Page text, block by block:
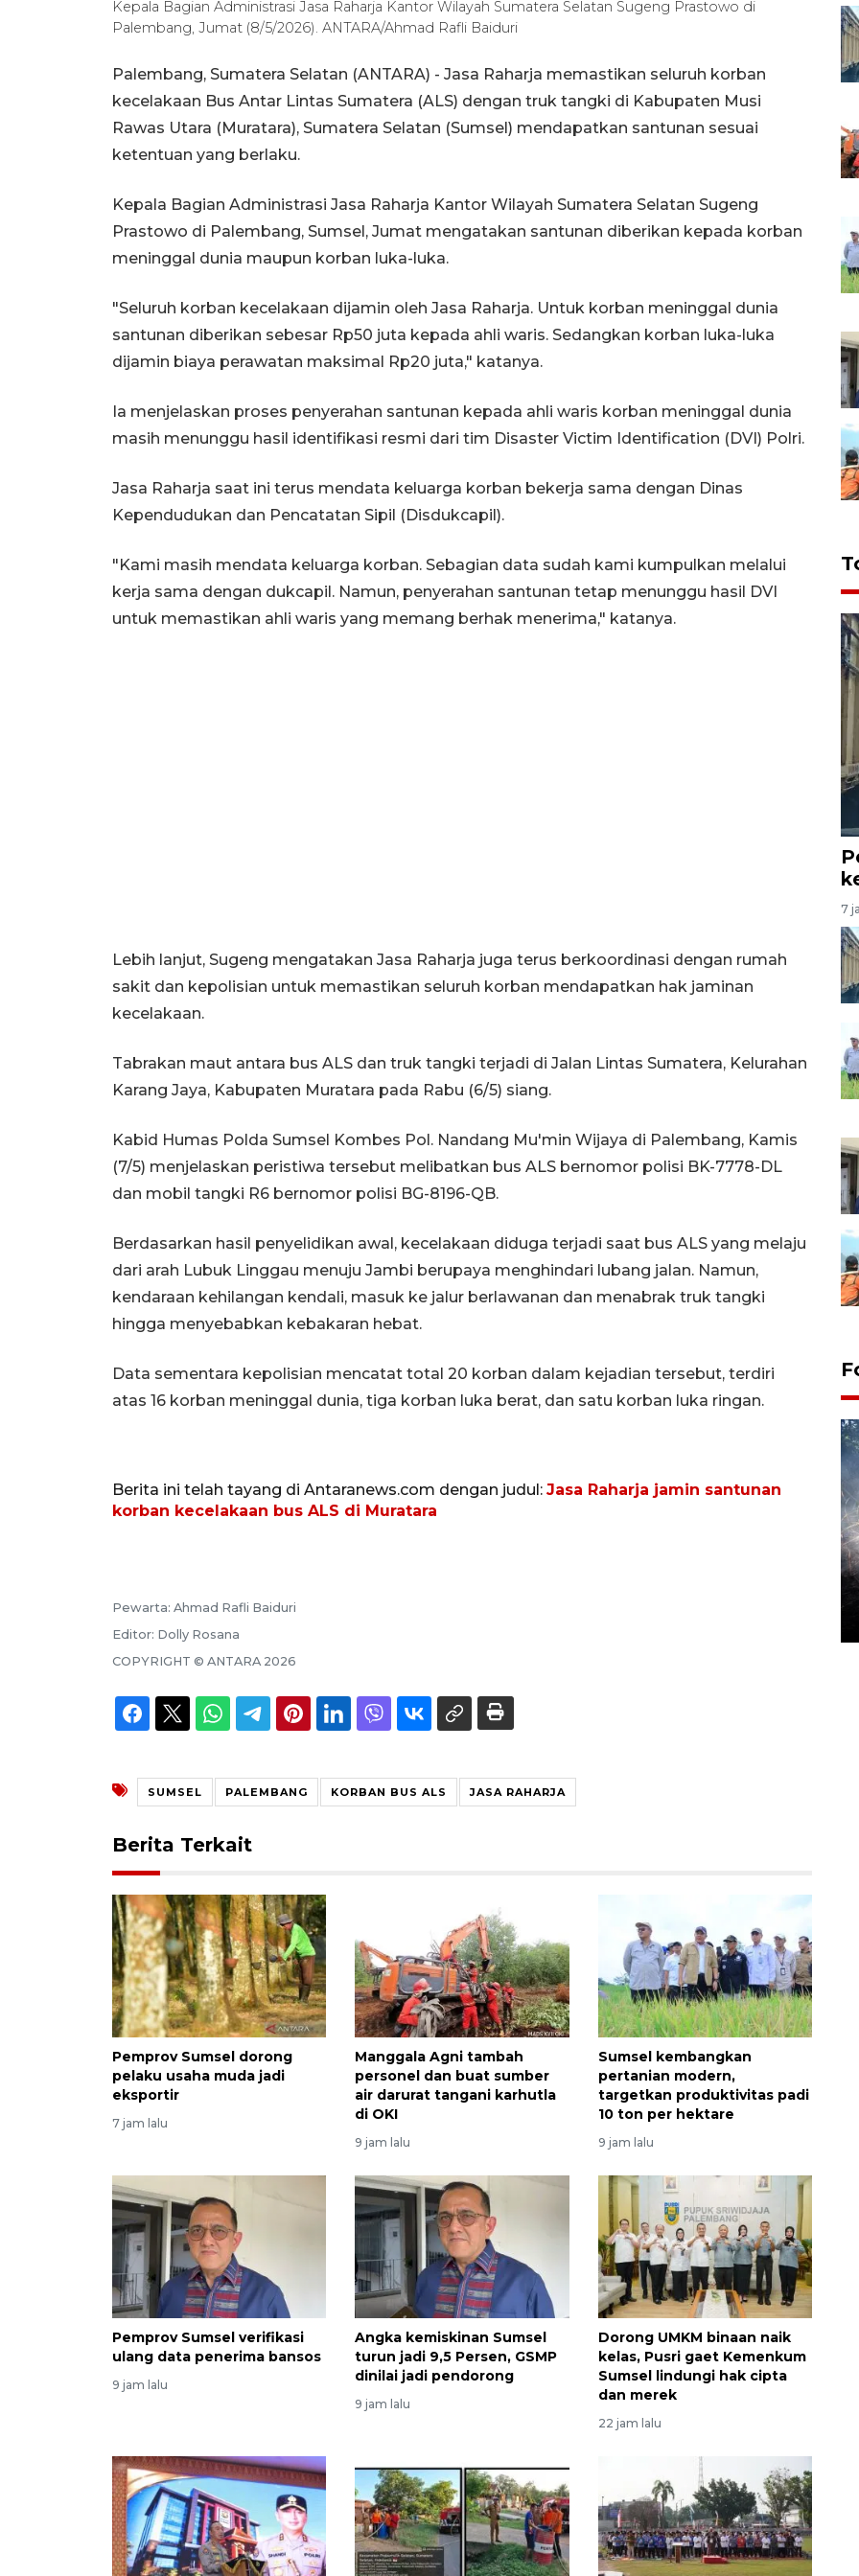
Kepala Bagian Administrasi Jasa Raharja Kantor Wilayah Sumatera Selatan Sugeng Prastowo di
Palembang, Jumat (8/5/2026). ANTARA/Ahmad Rafli Baiduri
Palembang, Sumatera Selatan (ANTARA) - Jasa Raharja memastikan seluruh korban
kecelakaan Bus Antar Lintas Sumatera (ALS) dengan truk tangki di Kabupaten Musi
Rawas Utara (Muratara), Sumatera Selatan (Sumsel) mendapatkan santunan sesuai
ketentuan yang berlaku.
Kepala Bagian Administrasi Jasa Raharja Kantor Wilayah Sumatera Selatan Sugeng
Prastowo di Palembang, Sumsel, Jumat mengatakan santunan diberikan kepada korban
meninggal dunia maupun korban luka-luka.
"Seluruh korban kecelakaan dijamin oleh Jasa Raharja. Untuk korban meninggal dunia
santunan diberikan sebesar Rp50 juta kepada ahli waris. Sedangkan korban luka-luka
dijamin biaya perawatan maksimal Rp20 juta," katanya.
Ia menjelaskan proses penyerahan santunan kepada ahli waris korban meninggal dunia
masih menunggu hasil identifikasi resmi dari tim Disaster Victim Identification (DVI) Polri.
Jasa Raharja saat ini terus mendata keluarga korban bekerja sama dengan Dinas
Kependudukan dan Pencatatan Sipil (Disdukcapil).
"Kami masih mendata keluarga korban. Sebagian data sudah kami kumpulkan melalui
kerja sama dengan dukcapil. Namun, penyerahan santunan tetap menunggu hasil DVI
untuk memastikan ahli waris yang memang berhak menerima," katanya.
Lebih lanjut, Sugeng mengatakan Jasa Raharja juga terus berkoordinasi dengan rumah
sakit dan kepolisian untuk memastikan seluruh korban mendapatkan hak jaminan
kecelakaan.
Tabrakan maut antara bus ALS dan truk tangki terjadi di Jalan Lintas Sumatera, Kelurahan
Karang Jaya, Kabupaten Muratara pada Rabu (6/5) siang.
Kabid Humas Polda Sumsel Kombes Pol. Nandang Mu'min Wijaya di Palembang, Kamis
(7/5) menjelaskan peristiwa tersebut melibatkan bus ALS bernomor polisi BK-7778-DL
dan mobil tangki R6 bernomor polisi BG-8196-QB.
Berdasarkan hasil penyelidikan awal, kecelakaan diduga terjadi saat bus ALS yang melaju
dari arah Lubuk Linggau menuju Jambi berupaya menghindari lubang jalan. Namun,
kendaraan kehilangan kendali, masuk ke jalur berlawanan dan menabrak truk tangki
hingga menyebabkan kebakaran hebat.
Data sementara kepolisian mencatat total 20 korban dalam kejadian tersebut, terdiri
atas 16 korban meninggal dunia, tiga korban luka berat, dan satu korban luka ringan.
Berita ini telah tayang di Antaranews.com dengan judul: Jasa Raharja jamin santunan
korban kecelakaan bus ALS di Muratara
Pewarta: Ahmad Rafli Baiduri
Editor: Dolly Rosana
COPYRIGHT © ANTARA 2026
SUMSEL PALEMBANG KORBAN BUS ALS JASA RAHARJA
Berita Terkait
Pemprov Sumsel dorong
pelaku usaha muda jadi
eksportir
7 jam lalu
Manggala Agni tambah
personel dan buat sumber
air darurat tangani karhutla
di OKI
9 jam lalu
Sumsel kembangkan
pertanian modern,
targetkan produktivitas padi
10 ton per hektare
9 jam lalu
Pemprov Sumsel verifikasi
ulang data penerima bansos
9 jam lalu
Angka kemiskinan Sumsel
turun jadi 9,5 Persen, GSMP
dinilai jadi pendorong
9 jam lalu
Dorong UMKM binaan naik
kelas, Pusri gaet Kemenkum
Sumsel lindungi hak cipta
dan merek
22 jam lalu
7